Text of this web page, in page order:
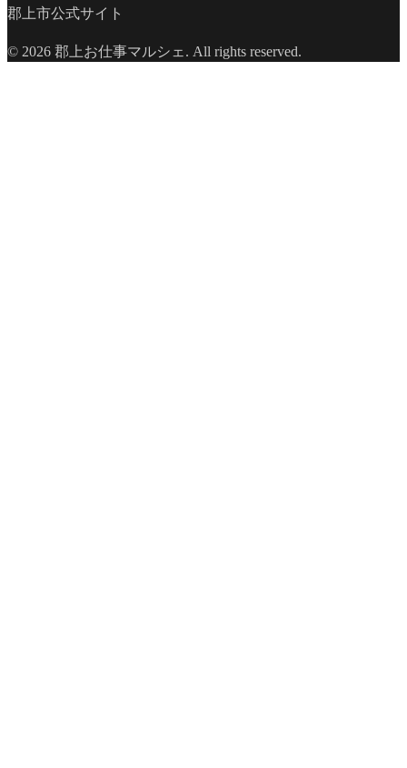
郡上市公式サイト
© 2026 郡上お仕事マルシェ. All rights reserved.